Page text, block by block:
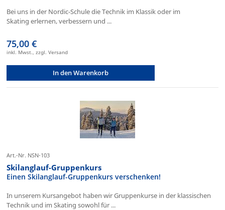
Bei uns in der Nordic-Schule die Technik im Klassik oder im
Skating erlernen, verbessern und ...
75,00 €
inkl. Mwst., zzgl. Versand
In den Warenkorb
Art.-Nr. NSN-103
Skilanglauf-Gruppenkurs
Einen Skilanglauf-Gruppenkurs verschenken!
In unserem Kursangebot haben wir Gruppenkurse in der klassischen
Technik und im Skating sowohl für ...